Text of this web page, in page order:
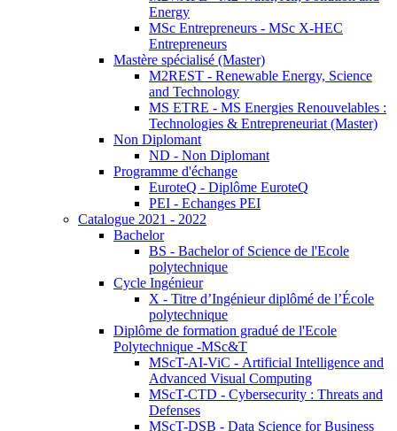
Energy
MSc Entrepreneurs - MSc X-HEC
Entrepreneurs
Mastère spécialisé (Master)
M2REST - Renewable Energy, Science
and Technology
MS ETRE - MS Energies Renouvelables :
Technologies & Entrepreneuriat (Master)
Non Diplomant
ND - Non Diplomant
Programme d'échange
EuroteQ - Diplôme EuroteQ
PEI - Echanges PEI
Catalogue 2021 - 2022
Bachelor
BS - Bachelor of Science de l'Ecole
polytechnique
Cycle Ingénieur
X - Titre d’Ingénieur diplômé de l’École
polytechnique
Diplôme de formation gradué de l'Ecole
Polytechnique -MSc&T
MScT-AI-ViC - Artificial Intelligence and
Advanced Visual Computing
MScT-CTD - Cybersecurity : Threats and
Defenses
MScT-DSB - Data Science for Business